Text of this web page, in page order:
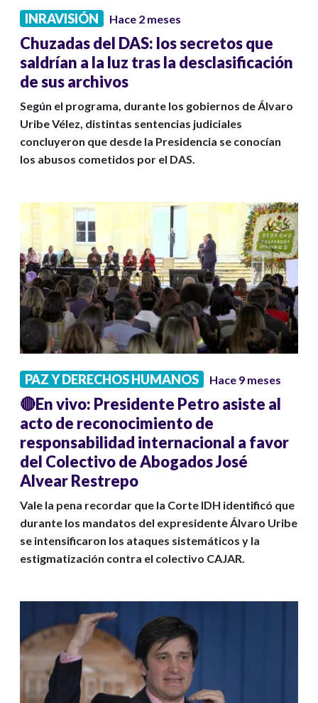
INRAVISIÓN Hace 2 meses
Chuzadas del DAS: los secretos que
saldrían a la luz tras la desclasificación
de sus archivos
Según el programa, durante los gobiernos de Álvaro
Uribe Vélez, distintas sentencias judiciales
concluyeron que desde la Presidencia se conocían
los abusos cometidos por el DAS.
PAZ Y DERECHOS HUMANOS Hace 9 meses
🔴En vivo: Presidente Petro asiste al
acto de reconocimiento de
responsabilidad internacional a favor
del Colectivo de Abogados José
Alvear Restrepo
Vale la pena recordar que la Corte IDH identificó que
durante los mandatos del expresidente Álvaro Uribe
se intensificaron los ataques sistemáticos y la
estigmatización contra el colectivo CAJAR.